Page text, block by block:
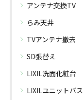
アンテナ交換TV
らみ天井
TVアンテナ撤去
SD張替え
LIXIL洗面化粧台
LIXILユニットバス